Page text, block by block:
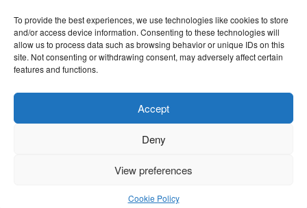
To provide the best experiences, we use technologies like cookies to store
and/or access device information. Consenting to these technologies will
allow us to process data such as browsing behavior or unique IDs on this
site. Not consenting or withdrawing consent, may adversely affect certain
features and functions.
Accept
Deny
View preferences
Cookie Policy
voor de volgende keer wanneer ik een reactie
plaats.